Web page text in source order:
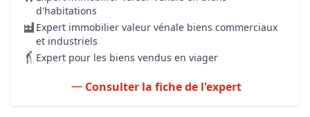
d'habitations
Expert immobilier valeur vénale biens commerciaux
et industriels
Expert pour les biens vendus en viager
Consulter la fiche de l'expert